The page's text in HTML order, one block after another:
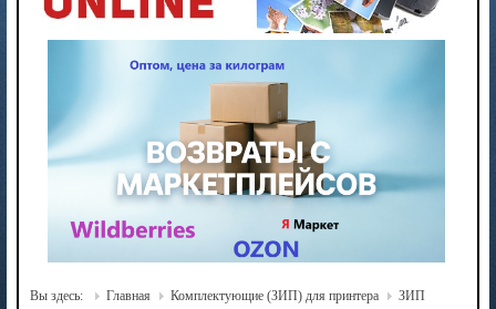
Вы здесь: Главная Комплектующие (ЗИП) для принтера
ЗИП